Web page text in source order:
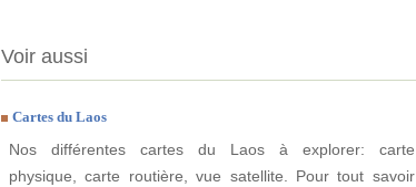
Voir aussi
Cartes du Laos
Nos différentes cartes du Laos à explorer: carte
physique, carte routière, vue satellite. Pour tout savoir